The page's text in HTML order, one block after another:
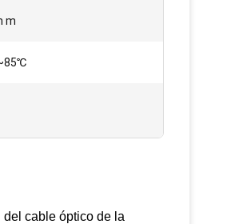
m
cable óptico de la